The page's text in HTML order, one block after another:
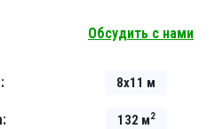
Обсудить с нами
8х11 м
132 м2